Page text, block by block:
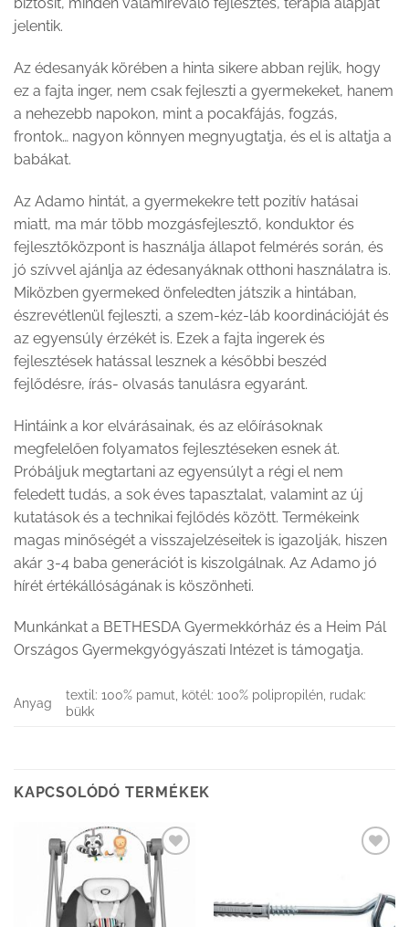
jelentik.
Az édesanyák körében a hinta sikere abban rejlik, hogy
ez a fajta inger, nem csak fejleszti a gyermekeket, hanem
a nehezebb napokon, mint a pocakfájás, fogzás,
frontok… nagyon könnyen megnyugtatja, és el is altatja a
babákat.
Az Adamo hintát, a gyermekekre tett pozitív hatásai
miatt, ma már több mozgásfejlesztő, konduktor és
fejlesztőközpont is használja állapot felmérés során, és
jó szívvel ajánlja az édesanyáknak otthoni használatra is.
Miközben gyermeked önfeledten játszik a hintában,
észrevétlenül fejleszti, a szem-kéz-láb koordinációját és
az egyensúly érzékét is. Ezek a fajta ingerek és
fejlesztések hatással lesznek a későbbi beszéd
fejlődésre, írás- olvasás tanulásra egyaránt.
Hintáink a kor elvárásainak, és az előírásoknak
megfelelően folyamatos fejlesztéseken esnek át.
Próbáljuk megtartani az egyensúlyt a régi el nem
feledett tudás, a sok éves tapasztalat, valamint az új
kutatások és a technikai fejlődés között. Termékeink
magas minőségét a visszajelzéseitek is igazolják, hiszen
akár 3-4 baba generációt is kiszolgálnak. Az Adamo jó
hírét értékállóságának is köszönheti.
Munkánkat a BETHESDA Gyermekkórház és a Heim Pál
Országos Gyermekgyógyászati Intézet is támogatja.
Anyag
textil: 100% pamut, kötél: 100% polipropilén, rudak:
bükk
KAPCSOLÓDÓ TERMÉKEK
Kedvenceimhez
adom